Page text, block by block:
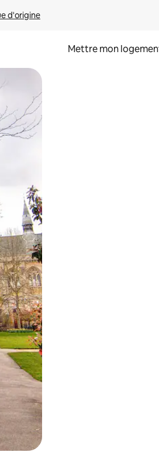
d'origine
Mettre mon
glisser.